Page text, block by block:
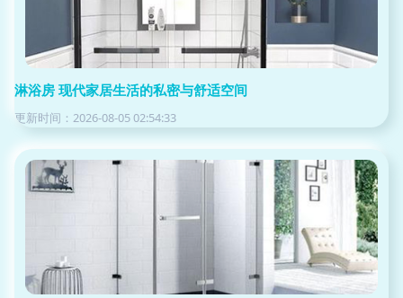
淋浴房 现代家居生活的私密与舒适空间
更新时间：2026-08-05 02:54:33